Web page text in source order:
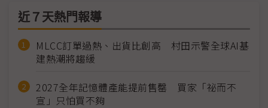
近７天熱門報導
MLCC訂單過熱、出貨比創高 村田示警全球AI基
建熱潮將趨緩
2027全年記憶體產能提前售罄 買家「祕而不
宣」只怕買不夠